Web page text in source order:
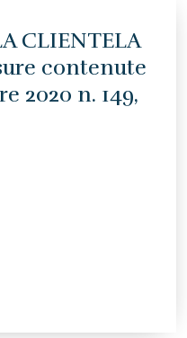
CLIENTELA
contenute
2020 n. 149,